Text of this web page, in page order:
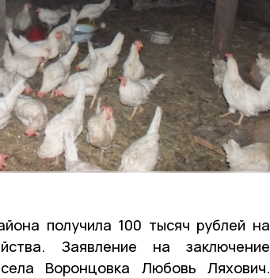
получила 100 тысяч рублей на
Заявление на заключение
Воронцовка Любовь Ляхович.